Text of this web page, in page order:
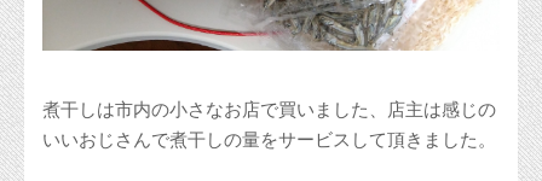
煮干しは市内の小さなお店で買いました、店主は感じの
いいおじさんで煮干しの量をサービスして頂きました。